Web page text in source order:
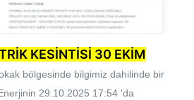
KESİNTİSİ 30 EKİM
bölgesinde bilgimiz dahilinde bir
29.10.2025 17:54 'da